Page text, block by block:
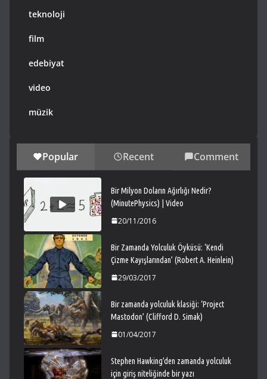
teknoloji
film
edebiyat
video
müzik
Popular Recent Comment
Bir Milyon Doların Ağırlığı Nedir?
(MinutePhysics) | Video
20/11/2016
Bir Zamanda Yolculuk Öyküsü: ‘Kendi
Çizme Kayışlarından’ (Robert A. Heinlein)
29/03/2017
Bir zamanda yolculuk klasiği: ‘Project
Mastodon’ (Clifford D. Simak)
01/04/2017
Stephen Hawking’den zamanda yolculuk
için giriş niteliğinde bir yazı